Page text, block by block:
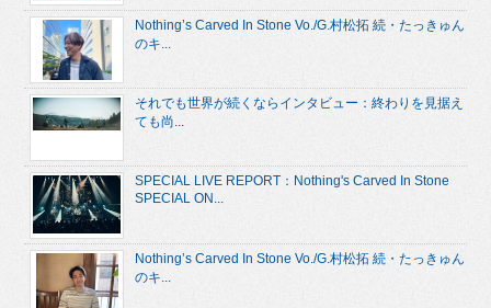
Nothing’s Carved In Stone Vo./G.村松拓 続・たっきゅん
のキ...
それでも世界が続くならインタビュー：終わりを見据え
ても尚...
SPECIAL LIVE REPORT：Nothing's Carved In Stone
SPECIAL ON...
Nothing’s Carved In Stone Vo./G.村松拓 続・たっきゅん
のキ...